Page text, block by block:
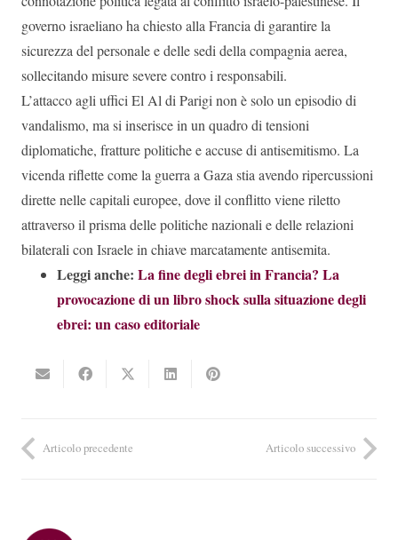
governo israeliano ha chiesto alla Francia di garantire la
sicurezza del personale e delle sedi della compagnia aerea,
sollecitando misure severe contro i responsabili.
L’attacco agli uffici El Al di Parigi non è solo un episodio di
vandalismo, ma si inserisce in un quadro di tensioni
diplomatiche, fratture politiche e accuse di antisemitismo. La
vicenda riflette come la guerra a Gaza stia avendo ripercussioni
dirette nelle capitali europee, dove il conflitto viene riletto
attraverso il prisma delle politiche nazionali e delle relazioni
bilaterali con Israele in chiave marcatamente antisemita.
Leggi anche: La fine degli ebrei in Francia? La
provocazione di un libro shock sulla situazione degli
ebrei: un caso editoriale
Articolo precedente Articolo successivo